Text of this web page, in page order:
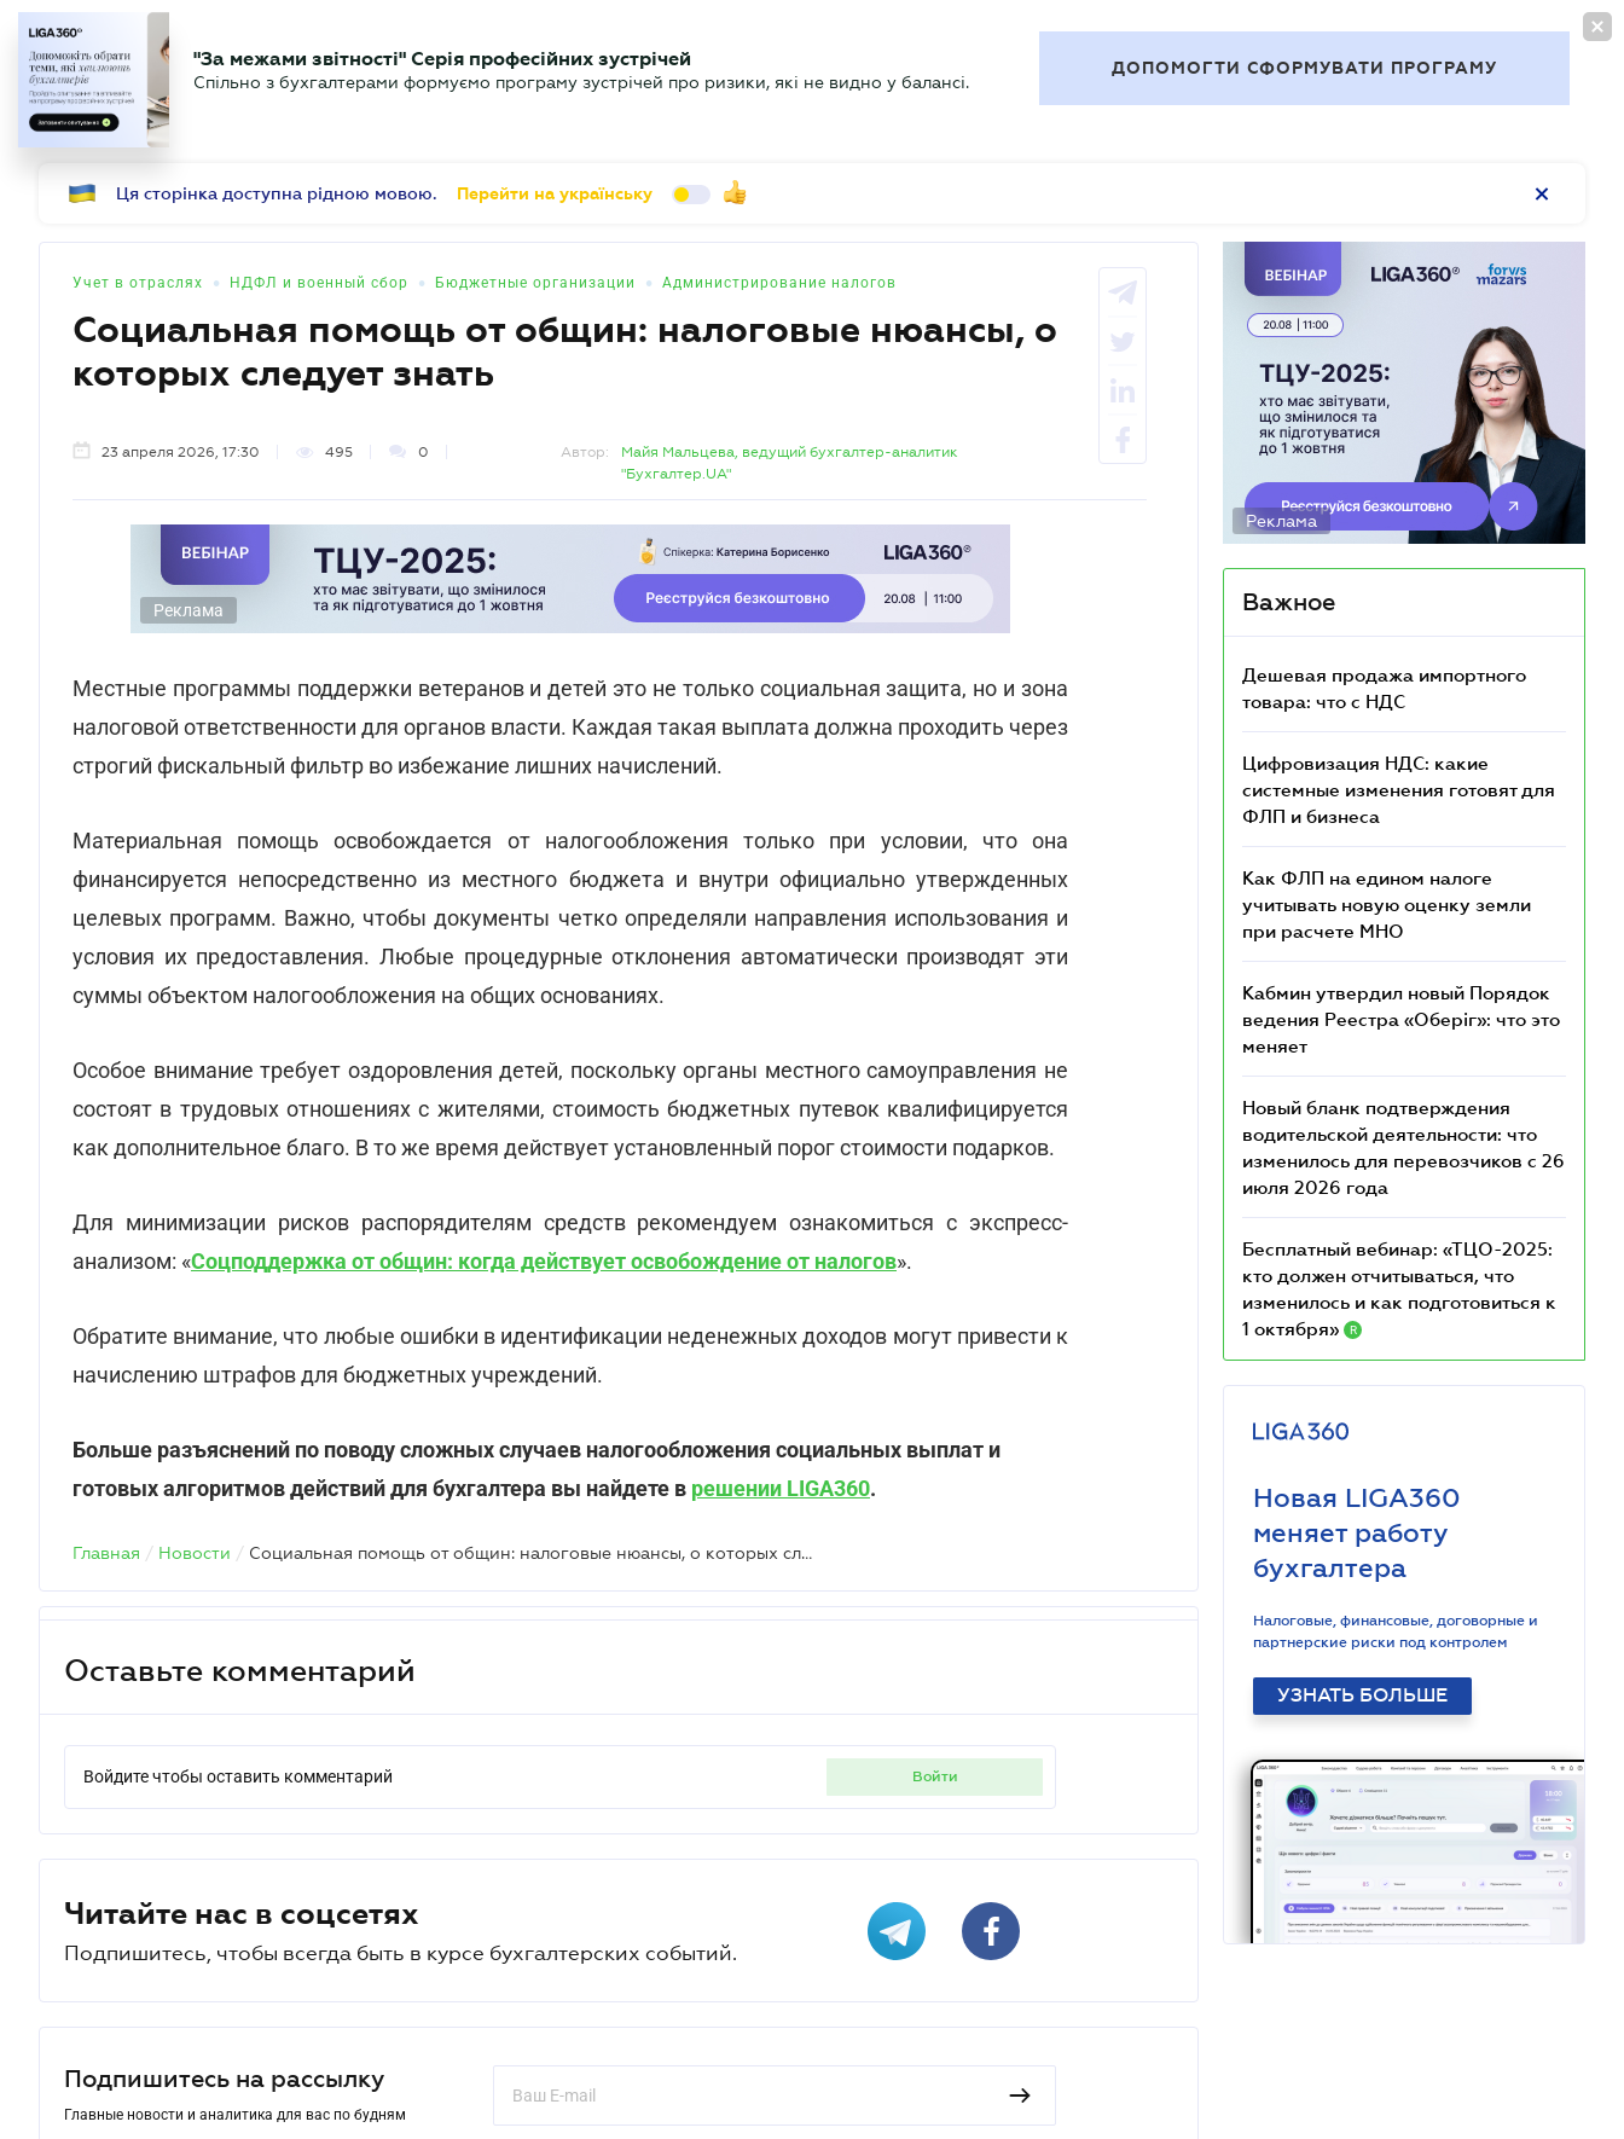
БУХГАЛТЕР Новости Аналитика Календарь Актуально
"За межами звітності" Серія професійних зустрічей
Спільно з бухгалтерами формуємо програму зустрічей про ризики, які не видно у балансі.
ДОПОМОГТИ СФОРМУВАТИ ПРОГРАМУ
Ця сторінка доступна рідною мовою. Перейти на українську
Учет в отраслях • НДФЛ и военный сбор • Бюджетные организации • Администрирование налогов
Социальная помощь от общин: налоговые нюансы, о
которых следует знать
23 апреля 2026, 17:30 495 0 Автор:
Майя Мальцева, ведущий бухгалтер-аналитик
"Бухгалтер.UA"
Реклама
Местные программы поддержки ветеранов и детей это не только социальная защита, но и зона
налоговой ответственности для органов власти. Каждая такая выплата должна проходить через
строгий фискальный фильтр во избежание лишних начислений.
Материальная помощь освобождается от налогообложения только при условии, что она
финансируется непосредственно из местного бюджета и внутри официально утвержденных
целевых программ. Важно, чтобы документы четко определяли направления использования и
условия их предоставления. Любые процедурные отклонения автоматически производят эти
суммы объектом налогообложения на общих основаниях.
Особое внимание требует оздоровления детей, поскольку органы местного самоуправления не
состоят в трудовых отношениях с жителями, стоимость бюджетных путевок квалифицируется
как дополнительное благо. В то же время действует установленный порог стоимости подарков.
Для минимизации рисков распорядителям средств рекомендуем ознакомиться с экспресс-
анализом: «Соцподдержка от общин: когда действует освобождение от налогов».
Обратите внимание, что любые ошибки в идентификации неденежных доходов могут привести к
начислению штрафов для бюджетных учреждений.
Больше разъяснений по поводу сложных случаев налогообложения социальных выплат и
готовых алгоритмов действий для бухгалтера вы найдете в решении LIGA360.
Главная / Новости / Социальная помощь от общин: налоговые нюансы, о которых следует знать
Оставьте комментарий
Войдите чтобы оставить комментарий войти
Читайте нас в соцсетях
Подпишитесь, чтобы всегда быть в курсе бухгалтерских событий.
Подпишитесь на рассылку
Главные новости и аналитика для вас по будням
Реклама
Важное
Дешевая продажа импортного
товара: что c НДС
Цифровизация НДС: какие
системные изменения готовят для
ФЛП и бизнеса
Как ФЛП на едином налоге
учитывать новую оценку земли
при расчете МНО
Кабмин утвердил новый Порядок
ведения Реестра «Оберіг»: что это
меняет
Новый бланк подтверждения
водительской деятельности: что
изменилось для перевозчиков с 26
июля 2026 года
Бесплатный вебинар: «ТЦО-2025:
кто должен отчитываться, что
изменилось и как подготовиться к
1 октября»
R
Новая LIGA360
меняет работу
бухгалтера
Налоговые, финансовые, договорные и
партнерские риски под контролем
УЗНАТЬ БОЛЬШЕ